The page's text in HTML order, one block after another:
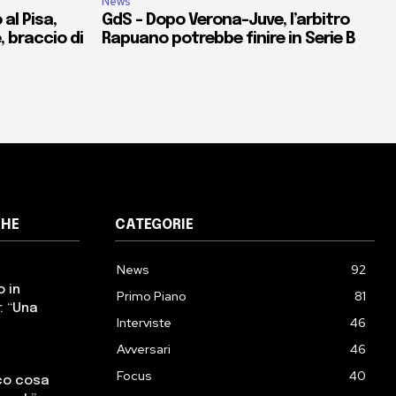
Pisa,
braccio di
GdS – Dopo Verona-Juve, l’arbitro
Rapuano potrebbe finire in Serie B
in
cosa
CATEGORIE
News
92
Primo Piano
81
Interviste
46
Avversari
46
Focus
40